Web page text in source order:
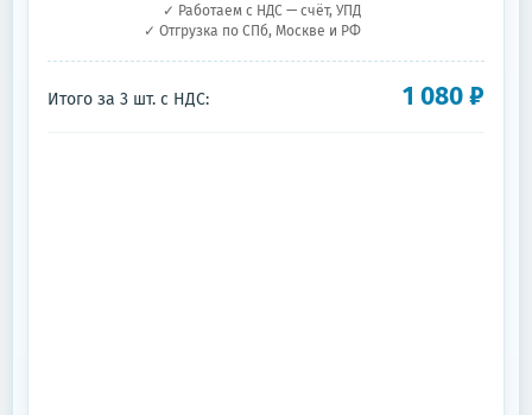
✓ Работаем с НДС — счёт, УПД
✓ Отгрузка по СПб, Москве и РФ
Итого за 3 шт. с НДС: 1 080₽